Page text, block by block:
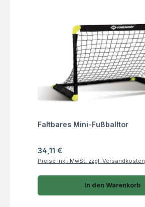
Fragen zum Artikel
Faltbares Mini-Fußballtor
Regulärer Preis:
34,11 €
Preise inkl. MwSt. zzgl. Versandkosten
In den Warenkorb